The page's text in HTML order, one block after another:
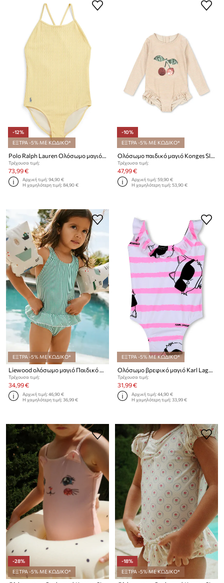
-12%
ΕΞΤΡΑ -5% ΜΕ ΚΩΔΙΚΟ*
Polo Ralph Lauren Ολόσωμο μαγιό παιδικό
Τρέχουσα τιμή:
73,99 €
Αρχική τιμή:94,90 €
Η χαμηλότερη τιμή:84,90 €
-10%
ΕΞΤΡΑ -5% ΜΕ ΚΩΔΙΚΟ*
Ολόσωμο παιδικό μαγιό Konges Sløjd JADE LS SWIMSUIT
Τρέχουσα τιμή:
47,99 €
Αρχική τιμή:59,90 €
Η χαμηλότερη τιμή:53,90 €
ΕΞΤΡΑ -5% ΜΕ ΚΩΔΙΚΟ*
Liewood ολόσωμο μαγιό Παιδικό Amara Stripe Swimsuit
Τρέχουσα τιμή:
34,99 €
Αρχική τιμή:46,90 €
Η χαμηλότερη τιμή:36,99 €
ΕΞΤΡΑ -5% ΜΕ ΚΩΔΙΚΟ*
Ολόσωμο βρεφικό μαγιό Karl Lagerfeld
Τρέχουσα τιμή:
31,99 €
Αρχική τιμή:44,90 €
Η χαμηλότερη τιμή:33,99 €
-28%
ΕΞΤΡΑ -5% ΜΕ ΚΩΔΙΚΟ*
-18%
ΕΞΤΡΑ -5% ΜΕ ΚΩΔΙΚΟ*